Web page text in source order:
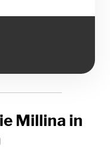
Millina in